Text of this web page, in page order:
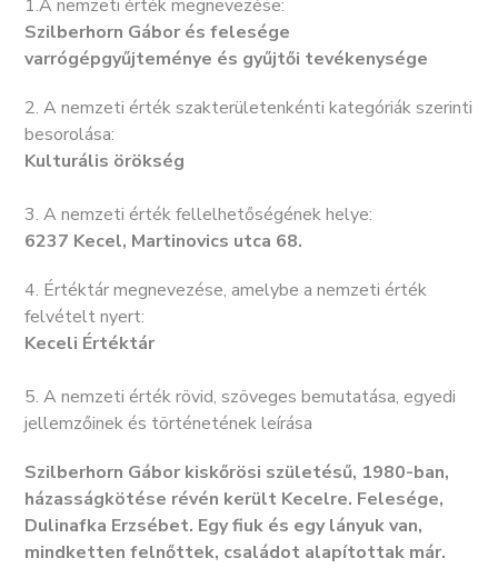
1.A nemzeti érték megnevezése:
Szilberhorn Gábor és felesége
varrógépgyűjteménye és gyűjtői tevékenysége
2. A nemzeti érték szakterületenkénti kategóriák szerinti
besorolása:
Kulturális örökség
3. A nemzeti érték fellelhetőségének helye:
6237 Kecel, Martinovics utca 68.
4. Értéktár megnevezése, amelybe a nemzeti érték
felvételt nyert:
Keceli Értéktár
5. A nemzeti érték rövid, szöveges bemutatása, egyedi
jellemzőinek és történetének leírása
Szilberhorn Gábor kiskőrösi születésű, 1980-ban,
házasságkötése révén került Kecelre. Felesége,
Dulinafka Erzsébet. Egy fiuk és egy lányuk van,
mindketten felnőttek, családot alapítottak már.